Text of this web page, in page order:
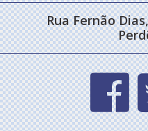
Rua Fernão